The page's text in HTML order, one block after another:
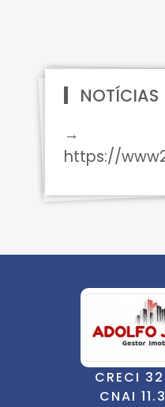
NOTÍCIAS
→
https://
CRECI
CNAI